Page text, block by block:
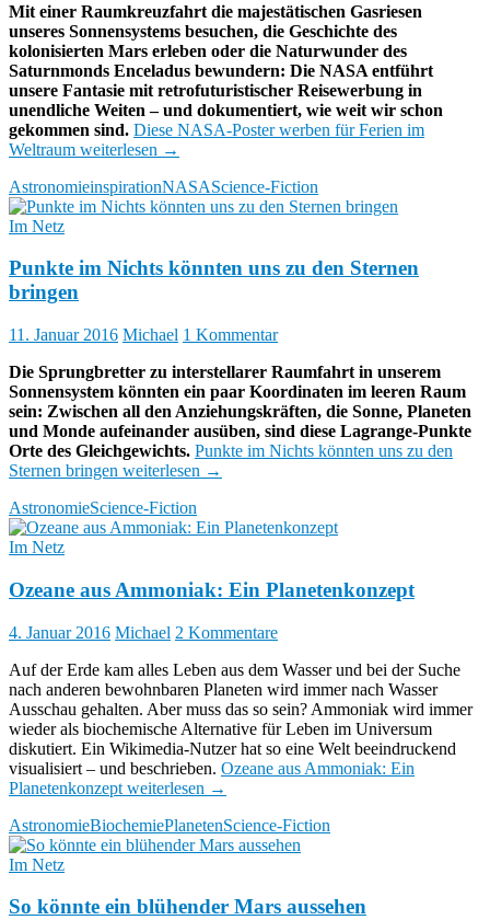
Mit einer Raumkreuzfahrt die majestätischen Gasriesen
unseres Sonnensystems besuchen, die Geschichte des
kolonisierten Mars erleben oder die Naturwunder des
Saturnmonds Enceladus bewundern: Die NASA entführt
unsere Fantasie mit retrofuturistischer Reisewerbung in
unendliche Weiten – und dokumentiert, wie weit wir schon
gekommen sind. Diese NASA-Poster werben für Ferien im
Weltraum weiterlesen →
AstronomieinspirationNASAScience-Fiction
Im Netz
Punkte im Nichts könnten uns zu den Sternen
bringen
11. Januar 2016 Michael 1 Kommentar
Die Sprungbretter zu interstellarer Raumfahrt in unserem
Sonnensystem könnten ein paar Koordinaten im leeren Raum
sein: Zwischen all den Anziehungskräften, die Sonne, Planeten
und Monde aufeinander ausüben, sind diese Lagrange-Punkte
Orte des Gleichgewichts. Punkte im Nichts könnten uns zu den
Sternen bringen weiterlesen →
AstronomieScience-Fiction
Im Netz
Ozeane aus Ammoniak: Ein Planetenkonzept
4. Januar 2016 Michael 2 Kommentare
Auf der Erde kam alles Leben aus dem Wasser und bei der Suche
nach anderen bewohnbaren Planeten wird immer nach Wasser
Ausschau gehalten. Aber muss das so sein? Ammoniak wird immer
wieder als biochemische Alternative für Leben im Universum
diskutiert. Ein Wikimedia-Nutzer hat so eine Welt beeindruckend
visualisiert – und beschrieben. Ozeane aus Ammoniak: Ein
Planetenkonzept weiterlesen →
AstronomieBiochemiePlanetenScience-Fiction
Im Netz
So könnte ein blühender Mars aussehen